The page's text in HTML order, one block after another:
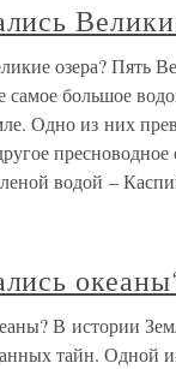
озера? Пять
самое большое
Одно из них
пресноводное
водой –
В истории
тайн. Одной